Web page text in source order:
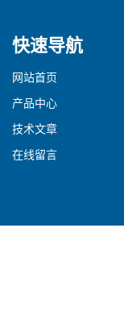
快速导航
网站首页
产品中心
技术文章
在线留言